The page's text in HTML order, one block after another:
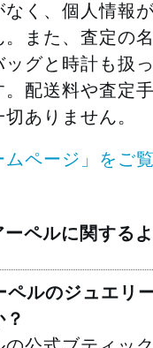
く、個人情報
また、査定の
グと時計も扱
配送料や査定
ありません。
ページ」をご
ペルに関する
ルのジュエリ